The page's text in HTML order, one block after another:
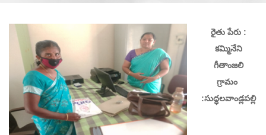
రైతు పేరు :
కమ్మినేని
గీతాంజలి
గ్రామం
:సుద్ధలవాండ్లపల్లి